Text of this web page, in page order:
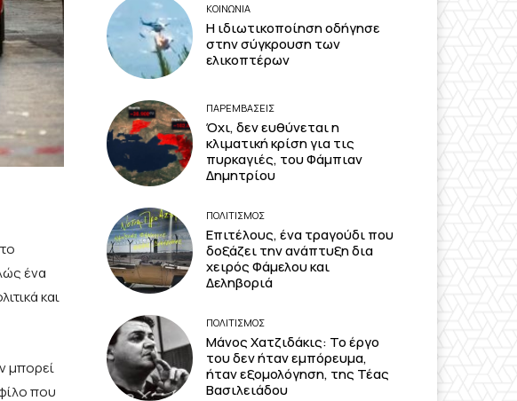
ένα
και
μπορεί
που
ΚΟΙΝΩΝΙΑ
Η ιδιωτικοποίηση οδήγησε
στην σύγκρουση των
ελικοπτέρων
ΠΑΡΕΜΒΑΣΕΙΣ
Όχι, δεν ευθύνεται η
κλιματική κρίση για τις
πυρκαγιές, του Φάμπιαν
Δημητρίου
ΠΟΛΙΤΙΣΜΟΣ
Επιτέλους, ένα τραγούδι που
δοξάζει την ανάπτυξη δια
χειρός Φάμελου και
Δεληβοριά
ΠΟΛΙΤΙΣΜΟΣ
Μάνος Χατζιδάκις: Το έργο
του δεν ήταν εμπόρευμα,
ήταν εξομολόγηση, της Τέας
Βασιλειάδου